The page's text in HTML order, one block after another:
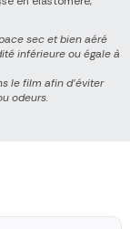
sec et bien aéré
inférieure ou égale à
le film afin d'éviter
odeurs.